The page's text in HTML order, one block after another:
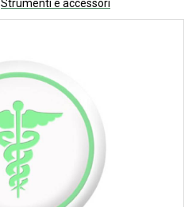
Strumenti e accessori